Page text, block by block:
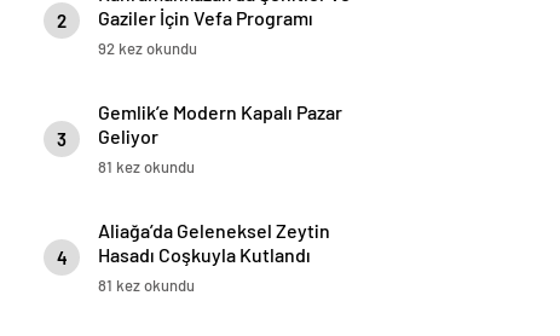
2
Gaziler İçin Vefa Programı
92 kez okundu
3
Gemlik’e Modern Kapalı Pazar
Geliyor
81 kez okundu
4
Aliağa’da Geleneksel Zeytin
Hasadı Coşkuyla Kutlandı
81 kez okundu